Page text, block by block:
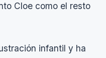
Cloe como el resto
infantil y ha